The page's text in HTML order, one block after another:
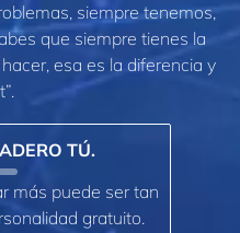
siempre tenemos,
que siempre tienes la
esa es la diferencia y
TÚ.
más puede ser tan
gratuito.